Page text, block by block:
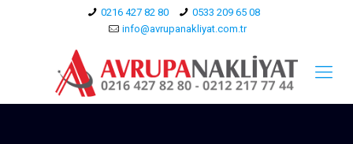
0216 427 82 80
0533 209 65 08
info@avrupanakliyat.com.tr